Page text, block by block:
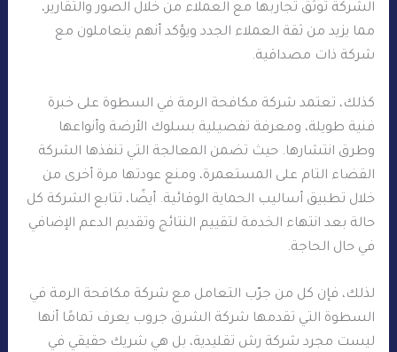
الشركة توثق تجاربها مع العملاء من خلال الصور والتقارير،
مما يزيد من ثقة العملاء الجدد ويؤكد أنهم يتعاملون مع
شركة ذات مصداقية.
كذلك، تعتمد شركة مكافحة الرمة في السطوة على خبرة
فنية طويلة، ومعرفة تفصيلية بسلوك الأرضة وأنواعها
وطرق انتشارها. حيث تضمن المعالجة التي تنفذها الشركة
القضاء التام على المستعمرة، ومنع عودتها مرة أخرى من
خلال تطبيق أساليب الحماية الوقائية. أيضًا، تتابع الشركة كل
حالة بعد انتهاء الخدمة لتقييم النتائج وتقديم الدعم الإضافي
في حال الحاجة.
لذلك، فإن كل من جرّب التعامل مع شركة مكافحة الرمة في
السطوة التي تقدمها شركة الشرق جروب يعرف تمامًا أنها
ليست مجرد شركة رش تقليدية، بل هي شريك حقيقي في